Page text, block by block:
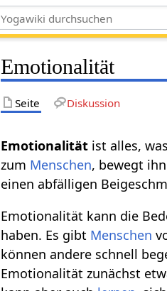
Emotionalität
Seite Diskussion
Emotionalität ist alles,
zum Menschen, bewegt
einen abfälligen
Emotionalität kann die
haben. Es gibt Menschen
können andere schnell
Emotionalität zunächst